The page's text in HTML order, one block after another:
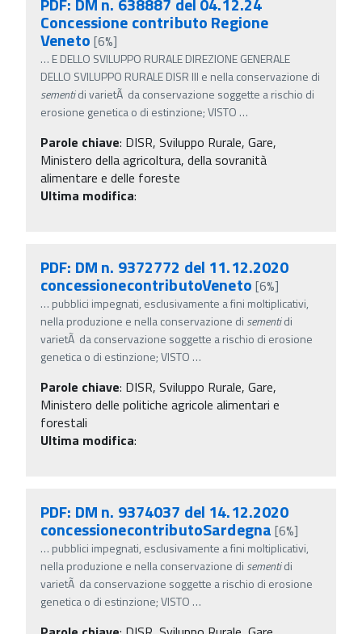
Concessione contributo Regione
Veneto [6%]
… E DELLO SVILUPPO RURALE DIREZIONE GENERALE
DELLO SVILUPPO RURALE DISR III e nella conservazione di
sementidi varietÃ da conservazione soggette a rischio di
erosione genetica o di estinzione; VISTO …
Parole chiave: DISR, Sviluppo Rurale, Gare,
Ministero della agricoltura, della sovranità
alimentare e delle foreste
Ultima modifica:
PDF: DM n. 9372772 del 11.12.2020
concessionecontributoVeneto [6%]
… pubblici impegnati, esclusivamente a fini moltiplicativi,
nella produzione e nella conservazione di sementidi
varietÃ da conservazione soggette a rischio di erosione
genetica o di estinzione; VISTO …
Parole chiave: DISR, Sviluppo Rurale, Gare,
Ministero delle politiche agricole alimentari e
forestali
Ultima modifica:
PDF: DM n. 9374037 del 14.12.2020
concessionecontributoSardegna [6%]
… pubblici impegnati, esclusivamente a fini moltiplicativi,
nella produzione e nella conservazione di sementidi
varietÃ da conservazione soggette a rischio di erosione
genetica o di estinzione; VISTO …